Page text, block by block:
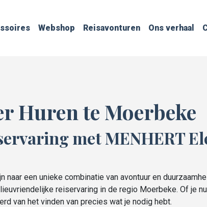
Webshop Reisavonturen Ons verhaal
Huren te Moerbeke
met MENHERT
een unieke combinatie van avontuur en
reiservaring in de regio Moerbeke. Of je
van het vinden van precies wat je nodig hebt.